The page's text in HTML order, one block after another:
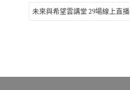
未來與希望雲講堂 29場線上直播